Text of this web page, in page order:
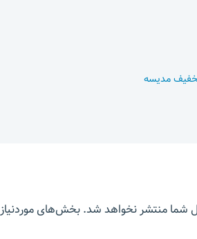
مدیسه
شما منتشر نخواهد شد.بخش‌های